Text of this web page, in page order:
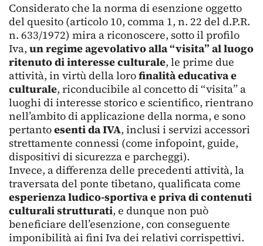
Considerato che la norma di esenzione oggetto
del quesito (articolo 10, comma 1, n. 22 del d.P.R.
n. 633/1972) mira a riconoscere, sotto il profilo
Iva, un regime agevolativo alla “visita” al luogo
ritenuto di interesse culturale, le prime due
attività, in virtù della lorofinalità educativa e
culturale, riconducibile al concetto di “visita” a
luoghi di interesse storico e scientifico, rientrano
nell’ambito di applicazione della norma, e sono
pertantoesenti da IVA, inclusi i servizi accessori
strettamente connessi (come infopoint, guide,
dispositivi di sicurezza e parcheggi).
Invece, a differenza delle precedenti attività, la
traversata del ponte tibetano, qualificata come
esperienza ludico-sportiva e priva di contenuti
culturali strutturati, e dunque non può
beneficiare dell’esenzione, con conseguente
imponibilità ai fini Iva dei relativi corrispettivi.